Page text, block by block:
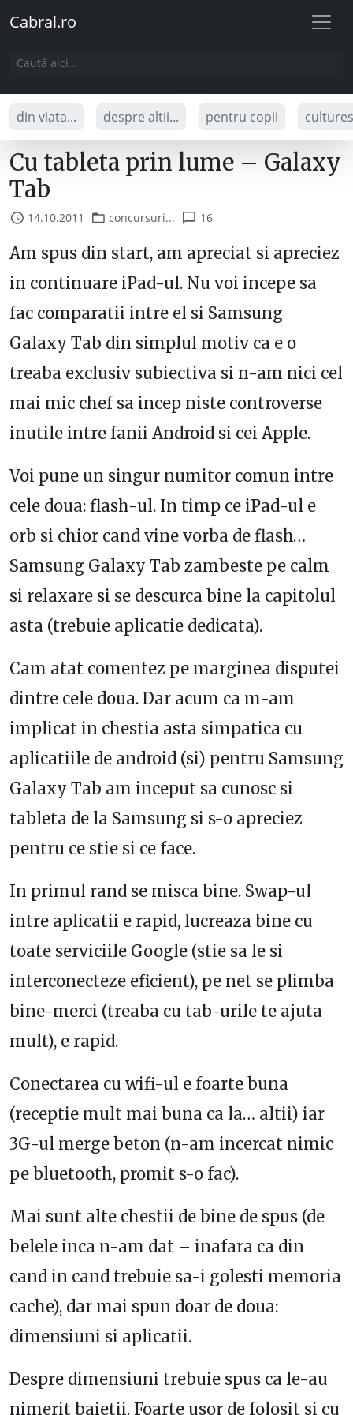
Cabral.ro
din viata... despre altii... pentru copii
Cu tableta prin lume – Galaxy
Tab
14.10.2011 concursuri... 16
Am spus din start, am apreciat si apreciez
in continuare iPad-ul. Nu voi incepe sa
fac comparatii intre el si Samsung
Galaxy Tab din simplul motiv ca e o
treaba exclusiv subiectiva si n-am nici cel
mai mic chef sa incep niste controverse
inutile intre fanii Android si cei Apple.
Voi pune un singur numitor comun intre
cele doua: flash-ul. In timp ce iPad-ul e
orb si chior cand vine vorba de flash…
Samsung Galaxy Tab zambeste pe calm
si relaxare si se descurca bine la capitolul
asta (trebuie aplicatie dedicata).
Cam atat comentez pe marginea disputei
dintre cele doua. Dar acum ca m-am
implicat in chestia asta simpatica cu
aplicatiile de android (si) pentru Samsung
Galaxy Tab am inceput sa cunosc si
tableta de la Samsung si s-o apreciez
pentru ce stie si ce face.
In primul rand se misca bine. Swap-ul
intre aplicatii e rapid, lucreaza bine cu
toate serviciile Google (stie sa le si
interconecteze eficient), pe net se plimba
bine-merci (treaba cu tab-urile te ajuta
mult), e rapid.
Conectarea cu wifi-ul e foarte buna
(receptie mult mai buna ca la… altii) iar
3G-ul merge beton (n-am incercat nimic
pe bluetooth, promit s-o fac).
Mai sunt alte chestii de bine de spus (de
belele inca n-am dat – inafara ca din
cand in cand trebuie sa-i golesti memoria
cache), dar mai spun doar de doua:
dimensiuni si aplicatii.
Despre dimensiuni trebuie spus ca le-au
nimerit baietii. Foarte usor de folosit si cu